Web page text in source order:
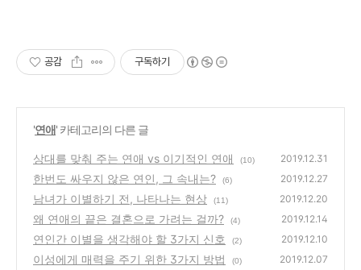
공감 구독하기
'연애' 카테고리의 다른 글
상대를 맞춰 주는 연애 vs 이기적인 연애 (10) 2019.12.31
한번도 싸우지 않은 연인, 그 속내는? (6) 2019.12.27
남녀가 이별하기 전, 나타나는 현상 (11) 2019.12.20
왜 연애의 끝은 결혼으로 가려는 걸까? (4) 2019.12.14
연인간 이별을 생각해야 할 3가지 신호 (2) 2019.12.10
이성에게 매력을 주기 위한 3가지 방법 (0) 2019.12.07